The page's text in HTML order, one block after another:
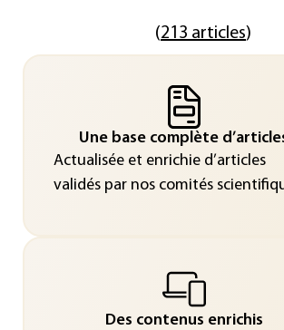
(213 articles)
Une base complète
Actualisée et enrichie d’articles
validés par nos comités
Des contenus enrichis